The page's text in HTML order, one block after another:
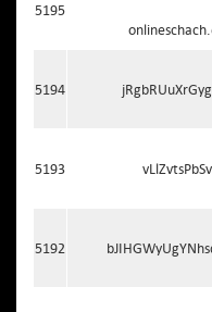
5195
5194
5193 vLlZvtsPbSv
5192